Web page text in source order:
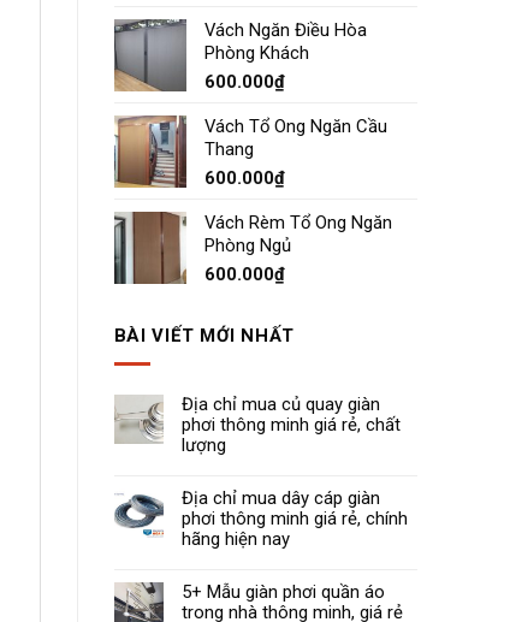
là:
4.850.000₫.
Vách Ngăn Điều Hòa
Phòng Khách
600.000₫
Vách Tổ Ong Ngăn Cầu
Thang
600.000₫
Vách Rèm Tổ Ong Ngăn
Phòng Ngủ
600.000₫
BÀI VIẾT MỚI NHẤT
Địa chỉ mua củ quay giàn
phơi thông minh giá rẻ, chất
lượng
Địa chỉ mua dây cáp giàn
phơi thông minh giá rẻ, chính
hãng hiện nay
5+ Mẫu giàn phơi quần áo
trong nhà thông minh, giá rẻ